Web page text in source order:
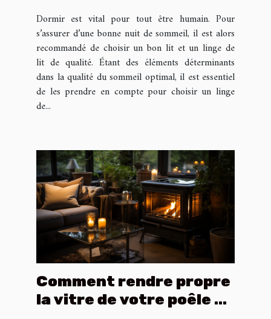
gamme ?
Dormir est vital pour tout être humain. Pour
s’assurer d’une bonne nuit de sommeil, il est alors
recommandé de choisir un bon lit et un linge de
lit de qualité. Étant des éléments déterminants
dans la qualité du sommeil optimal, il est essentiel
de les prendre en compte pour choisir un linge
de...
Comment rendre propre
la vitre de votre poêle à